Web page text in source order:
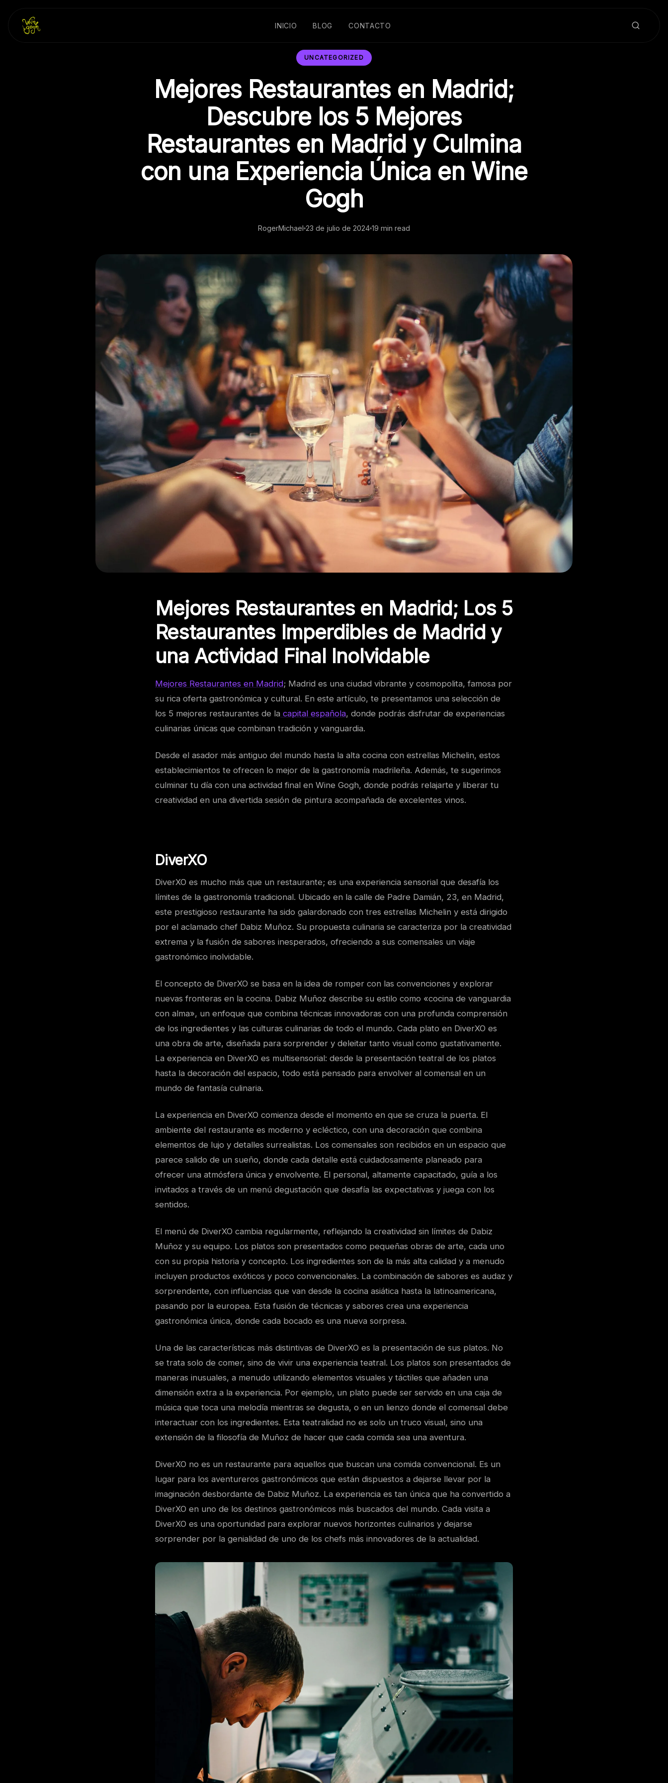
content
INICIO BLOG CONTACTO
UNCATEGORIZED
Mejores Restaurantes en Madrid;
Descubre los 5 Mejores
Restaurantes en Madrid y Culmina
con una Experiencia Única en Wine
Gogh
RogerMichael 23 de julio de 2024 19 min read
Mejores Restaurantes en Madrid; Los 5
Restaurantes Imperdibles de Madrid y
una Actividad Final Inolvidable
Mejores Restaurantes en Madrid; Madrid es una ciudad vibrante y cosmopolita, famosa por
su rica oferta gastronómica y cultural. En este artículo, te presentamos una selección de
los 5 mejores restaurantes de la capital española, donde podrás disfrutar de experiencias
culinarias únicas que combinan tradición y vanguardia.
Desde el asador más antiguo del mundo hasta la alta cocina con estrellas Michelin, estos
establecimientos te ofrecen lo mejor de la gastronomía madrileña. Además, te sugerimos
culminar tu día con una actividad final en Wine Gogh, donde podrás relajarte y liberar tu
creatividad en una divertida sesión de pintura acompañada de excelentes vinos.
DiverXO
DiverXO es mucho más que un restaurante; es una experiencia sensorial que desafía los
límites de la gastronomía tradicional. Ubicado en la calle de Padre Damián, 23, en Madrid,
este prestigioso restaurante ha sido galardonado con tres estrellas Michelin y está dirigido
por el aclamado chef Dabiz Muñoz. Su propuesta culinaria se caracteriza por la creatividad
extrema y la fusión de sabores inesperados, ofreciendo a sus comensales un viaje
gastronómico inolvidable.
El concepto de DiverXO se basa en la idea de romper con las convenciones y explorar
nuevas fronteras en la cocina. Dabiz Muñoz describe su estilo como «cocina de vanguardia
con alma», un enfoque que combina técnicas innovadoras con una profunda comprensión
de los ingredientes y las culturas culinarias de todo el mundo. Cada plato en DiverXO es
una obra de arte, diseñada para sorprender y deleitar tanto visual como gustativamente.
La experiencia en DiverXO es multisensorial: desde la presentación teatral de los platos
hasta la decoración del espacio, todo está pensado para envolver al comensal en un
mundo de fantasía culinaria.
La experiencia en DiverXO comienza desde el momento en que se cruza la puerta. El
ambiente del restaurante es moderno y ecléctico, con una decoración que combina
elementos de lujo y detalles surrealistas. Los comensales son recibidos en un espacio que
parece salido de un sueño, donde cada detalle está cuidadosamente planeado para
ofrecer una atmósfera única y envolvente. El personal, altamente capacitado, guía a los
invitados a través de un menú degustación que desafía las expectativas y juega con los
sentidos.
El menú de DiverXO cambia regularmente, reflejando la creatividad sin límites de Dabiz
Muñoz y su equipo. Los platos son presentados como pequeñas obras de arte, cada uno
con su propia historia y concepto. Los ingredientes son de la más alta calidad y a menudo
incluyen productos exóticos y poco convencionales. La combinación de sabores es audaz y
sorprendente, con influencias que van desde la cocina asiática hasta la latinoamericana,
pasando por la europea. Esta fusión de técnicas y sabores crea una experiencia
gastronómica única, donde cada bocado es una nueva sorpresa.
Una de las características más distintivas de DiverXO es la presentación de sus platos. No
se trata solo de comer, sino de vivir una experiencia teatral. Los platos son presentados de
maneras inusuales, a menudo utilizando elementos visuales y táctiles que añaden una
dimensión extra a la experiencia. Por ejemplo, un plato puede ser servido en una caja de
música que toca una melodía mientras se degusta, o en un lienzo donde el comensal debe
interactuar con los ingredientes. Esta teatralidad no es solo un truco visual, sino una
extensión de la filosofía de Muñoz de hacer que cada comida sea una aventura.
DiverXO no es un restaurante para aquellos que buscan una comida convencional. Es un
lugar para los aventureros gastronómicos que están dispuestos a dejarse llevar por la
imaginación desbordante de Dabiz Muñoz. La experiencia es tan única que ha convertido a
DiverXO en uno de los destinos gastronómicos más buscados del mundo. Cada visita a
DiverXO es una oportunidad para explorar nuevos horizontes culinarios y dejarse
sorprender por la genialidad de uno de los chefs más innovadores de la actualidad.